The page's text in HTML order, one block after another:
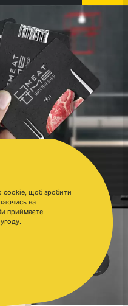
cookie, щоб зробити
на
приймаєте